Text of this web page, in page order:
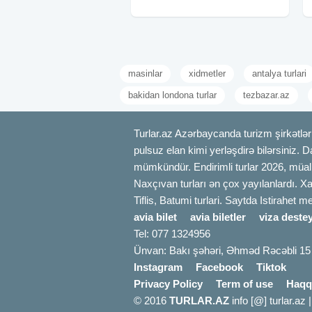
nəqliyyat -
masinlar xidmetler antalya turlari
bakidan londona turlar tezbazar.az
Turlar.az Azərbaycanda turizm
pulsuz elan kimi yerləşdirə bilərsiniz.
mümkündür. Endirimli turlar 2026,
Naxçıvan turları ən çox yayılanlardı.
Tiflis, Batumi turlari. Saytda Istirahet
avia bilet
avia biletler
viza
Tel: 077 1324956
Ünvan: Bakı şəhəri, Əhməd Rəcəbli 15
Instagram
Facebook
Tiktok
Privacy Policy
Term of use
© 2016 TURLAR.AZ info [@] turlar.az